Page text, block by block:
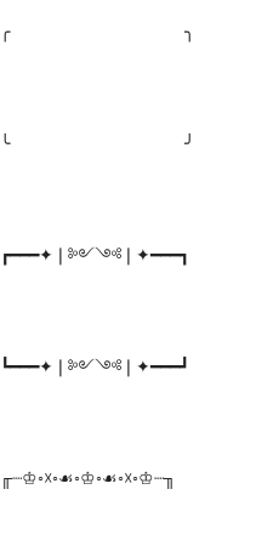
╭ ╮
╰ ╯
┏━━━✦❘༻༺❘✦━━━┓
┗━━━✦❘༻༺❘✦━━━┛
╓┈♔◦☓◦☙◦♔◦☙◦☓◦♔┈╖